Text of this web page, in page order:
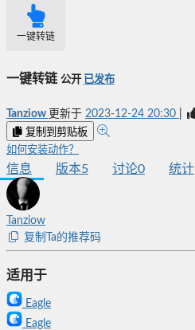
一键转链
一键转链 公开 已发布
Tanziow 更新于 2023-12-24 20:30
复制到剪贴板
如何安装动作？
信息 版本5 讨论0 统计
Tanziow
复制Ta的推荐码
适用于
Eagle
Eagle